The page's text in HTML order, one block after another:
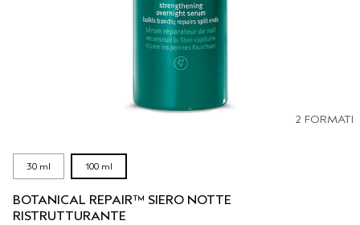
2 FORMATI
30 ml 100 ml
BOTANICAL REPAIR™ SIERO NOTTE
RISTRUTTURANTE